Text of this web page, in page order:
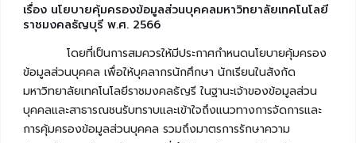
เรื่อง นโยบายคุ้มครองข้อมูลส่วนบุคคลมหาวิทยาลัยเทคโนโลยี
ราชมงคลธัญบุรี พ.ศ. 2566
โดยที่เป็นการสมควรให้มีประกาศกำหนดนโยบายคุ้มครอง
ข้อมูลส่วนบุคคล เพื่อให้บุคลากรนักศึกษา นักเรียนในสังกัด
มหาวิทยาลัยเทคโนโลยีราชมงคลธัญรี ในฐานะเจ้าของข้อมูลส่วน
บุคคลและสาธารณชนรับทราบและเข้าใจถึงแนวทางการจัดการและ
การคุ้มครองข้อมูลส่วนบุคคล รวมถึงมาตรการรักษาความ